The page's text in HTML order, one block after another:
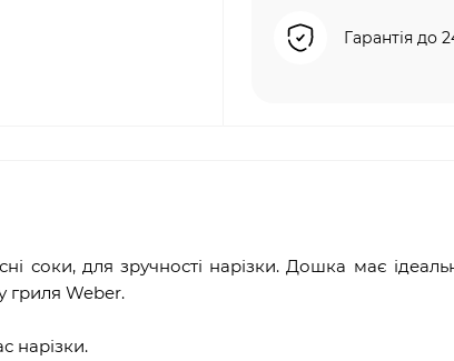
Гарантія до
для зручності нарізки. Дошка має
гриля Weber.
нарізки.